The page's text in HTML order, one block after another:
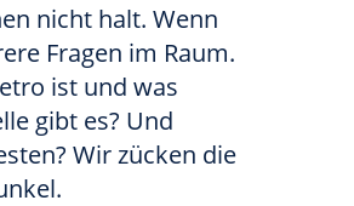
nicht halt. Wenn
Fragen im Raum.
ist und was
gibt es? Und
Wir zücken die